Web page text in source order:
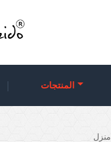
المنتجات
منزل